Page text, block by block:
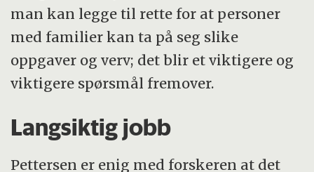
man kan legge til rette for at personer
med familier kan ta på seg slike
oppgaver og verv; det blir et viktigere og
viktigere spørsmål fremover.
Langsiktig jobb
Pettersen er enig med forskeren at det